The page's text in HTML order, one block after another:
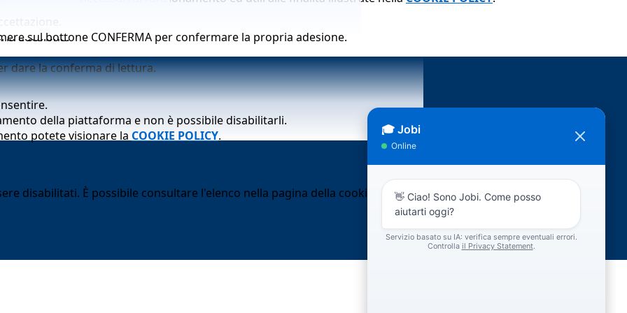
adesione.
dare la conferma di lettura.
sul bottone CONFERMA per confermare la propria adesione.
dare la conferma di lettura.
della piattaforma e non è possibile disabilitarli.
potete visionare la COOKIE POLICY.
disabilitati. È possibile consultare l'elenco nella pagina della cookie policy.